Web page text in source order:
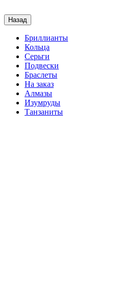
Назад
Бриллианты
Кольца
Серьги
Подвески
Браслеты
На заказ
Алмазы
Изумруды
Танзаниты